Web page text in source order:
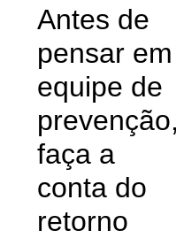
Antes de
pensar em
equipe de
prevenção,
faça a
conta do
retorno